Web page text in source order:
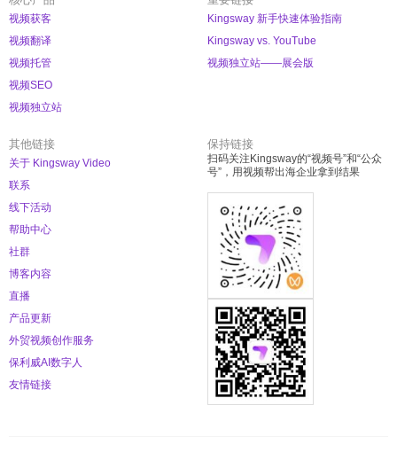
视频获客
视频翻译
视频托管
视频SEO
视频独立站
Kingsway 新手快速体验指南
Kingsway vs. YouTube
视频独立站——展会版
其他链接
关于 Kingsway Video
联系
线下活动
帮助中心
社群
博客内容
直播
产品更新
外贸视频创作服务
保利威AI数字人
友情链接
保持链接
扫码关注Kingsway的“视频号”和“公众
号”，用视频帮出海企业拿到结果